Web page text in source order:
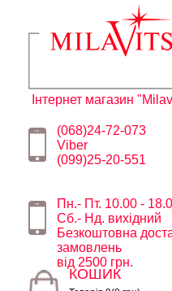
Інтернет магазин
(068)24-72-073
Viber
(099)25-20-551
Пн.- Пт. 10.00 -
Сб.- Нд. вихідний
Безкоштовна
замовлень
від 2500 грн.
КОШИК